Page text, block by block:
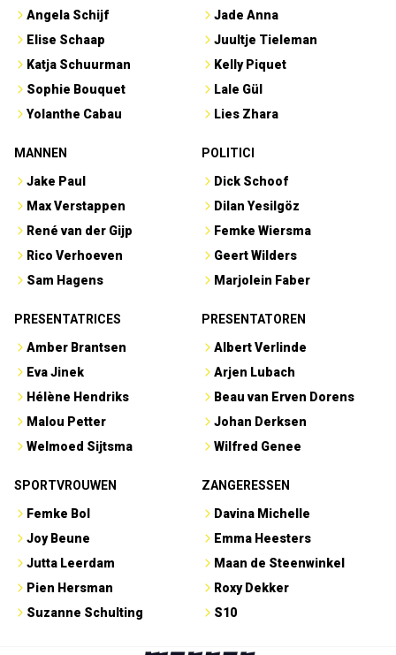
Angela Schijf
Elise Schaap
Katja Schuurman
Sophie Bouquet
Yolanthe Cabau
Jade Anna
Juultje Tieleman
Kelly Piquet
Lale Gül
Lies Zhara
MANNEN
Jake Paul
Max Verstappen
René van der Gijp
Rico Verhoeven
Sam Hagens
POLITICI
Dick Schoof
Dilan Yesilgöz
Femke Wiersma
Geert Wilders
Marjolein Faber
PRESENTATRICES
Amber Brantsen
Eva Jinek
Hélène Hendriks
Malou Petter
Welmoed Sijtsma
PRESENTATOREN
Albert Verlinde
Arjen Lubach
Beau van Erven Dorens
Johan Derksen
Wilfred Genee
SPORTVROUWEN
Femke Bol
Joy Beune
Jutta Leerdam
Pien Hersman
Suzanne Schulting
ZANGERESSEN
Davina Michelle
Emma Heesters
Maan de Steenwinkel
Roxy Dekker
S10